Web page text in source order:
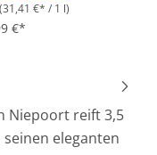
5 Sternen
(31,41 €* / 1 l)
€*
Niepoort reift 3,5
eleganten